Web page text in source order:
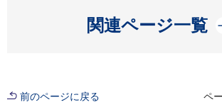
関連ページ一覧
開く
前のページに戻る ペ